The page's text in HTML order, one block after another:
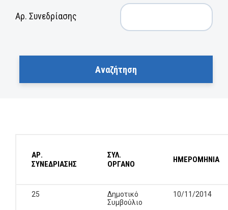
Αρ. Συνεδρίασης
ΑΡ.
ΣΥΝΕΔΡΙΑΣΗΣ
ΣΥΛ.
ΟΡΓΑΝΟ
ΗΜΕΡΟΜΗΝΙΑ
25
Δημοτικό
Συμβούλιο
10/11/2014